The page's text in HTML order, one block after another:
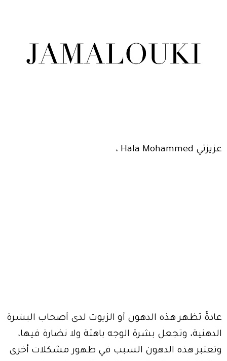
عزيزتي Hala Mohammed ،
عادةً تظهر هذه الدهون أو الزيوت لدى أصحاب البشرة
الدهنية، وتجعل بشرة الوجه باهتة ولا نضارة فيها،
وتعتبر هذه الدهون السبب في ظهور مشكلات أخرى